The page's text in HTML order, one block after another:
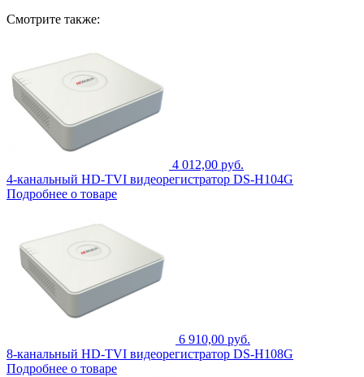
Смотрите также:
4 012,00 руб.
4-канальный HD-TVI видеорегистратор DS-H104G
Подробнее о товаре
6 910,00 руб.
8-канальный HD-TVI видеорегистратор DS-H108G
Подробнее о товаре